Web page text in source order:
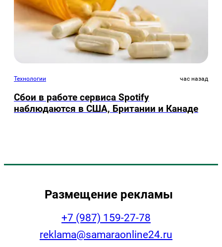
Технологии час назад
Сбои в работе сервиса Spotify
наблюдаются в США, Британии и Канаде
Размещение рекламы
+7 (987) 159-27-78
reklama@samaraonline24.ru